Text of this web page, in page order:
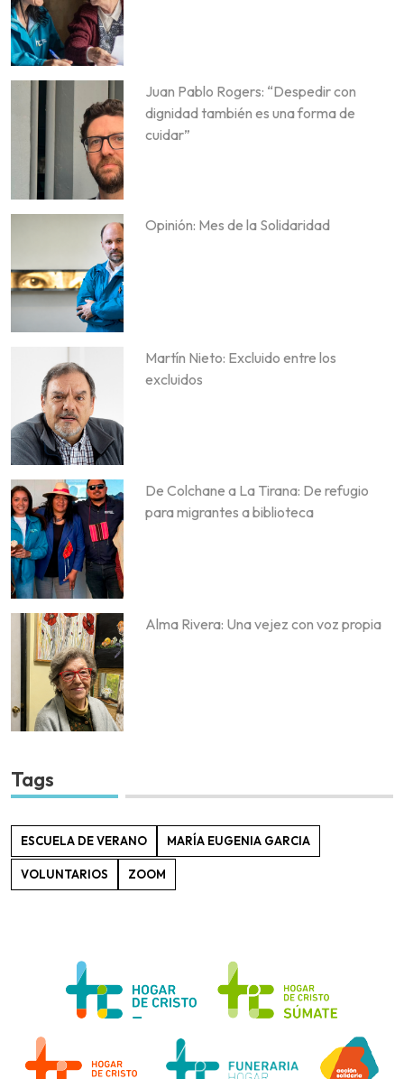
Juan Pablo Rogers: “Despedir con
dignidad también es una forma de
cuidar”
Opinión: Mes de la Solidaridad
Martín Nieto: Excluido entre los
excluidos
De Colchane a La Tirana: De refugio
para migrantes a biblioteca
Alma Rivera: Una vejez con voz propia
Tags
ESCUELA DE VERANO MARÍA EUGENIA GARCIA
VOLUNTARIOS ZOOM